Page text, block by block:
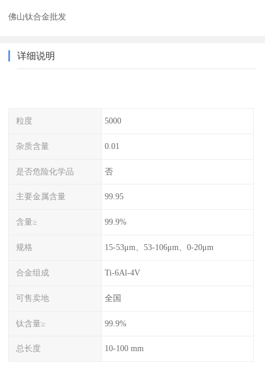
佛山钛合金批发
详细说明
粒度 5000
杂质含量 0.01
是否危险化学品 否
主要金属含量 99.95
含量≥ 99.9%
规格 15-53μm、53-106μm、0-20μm
合金组成 Ti-6Al-4V
可售卖地 全国
钛含量≥ 99.9%
总长度 10-100 mm